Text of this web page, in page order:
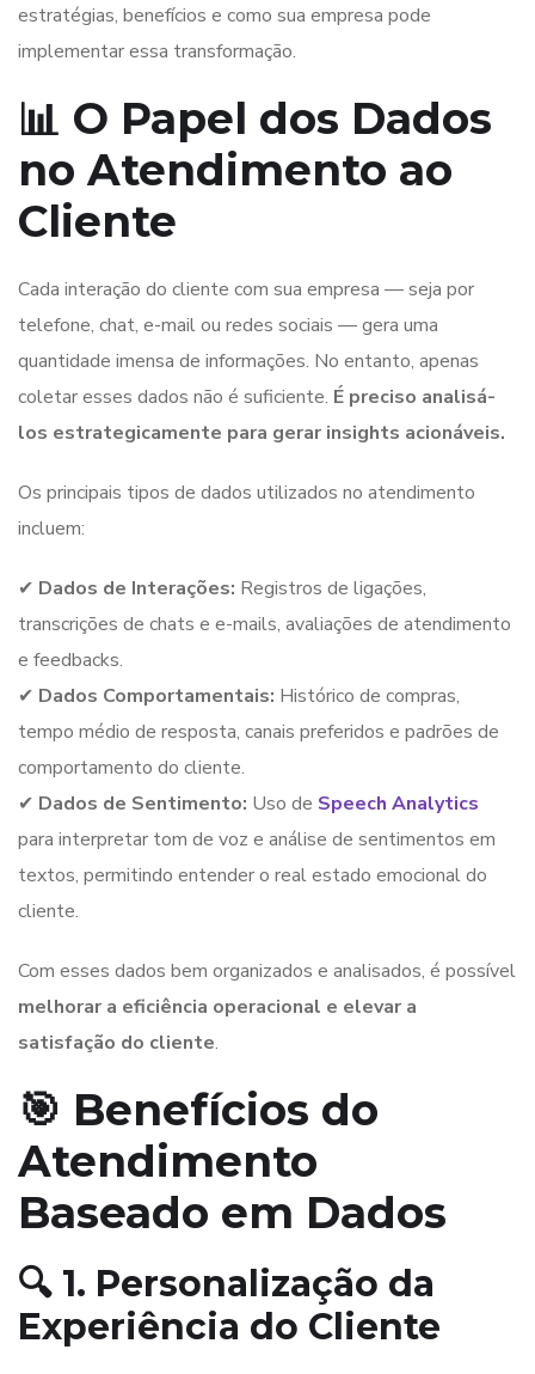
estratégias, benefícios e como sua empresa pode
implementar essa transformação.
📊 O Papel dos Dados
no Atendimento ao
Cliente
Cada interação do cliente com sua empresa — seja por
telefone, chat, e-mail ou redes sociais — gera uma
quantidade imensa de informações. No entanto, apenas
coletar esses dados não é suficiente. É preciso analisá-
los estrategicamente para gerar insights acionáveis.
Os principais tipos de dados utilizados no atendimento
incluem:
✔ Dados de Interações: Registros de ligações,
transcrições de chats e e-mails, avaliações de atendimento
e feedbacks.
✔ Dados Comportamentais: Histórico de compras,
tempo médio de resposta, canais preferidos e padrões de
comportamento do cliente.
✔ Dados de Sentimento: Uso de Speech Analytics
para interpretar tom de voz e análise de sentimentos em
textos, permitindo entender o real estado emocional do
cliente.
Com esses dados bem organizados e analisados, é possível
melhorar a eficiência operacional e elevar a
satisfação do cliente.
🎯 Benefícios do
Atendimento
Baseado em Dados
🔍 1. Personalização da
Experiência do Cliente